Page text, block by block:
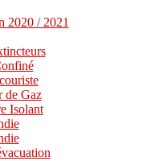
2020 / 2021
de Gaz
Isolant